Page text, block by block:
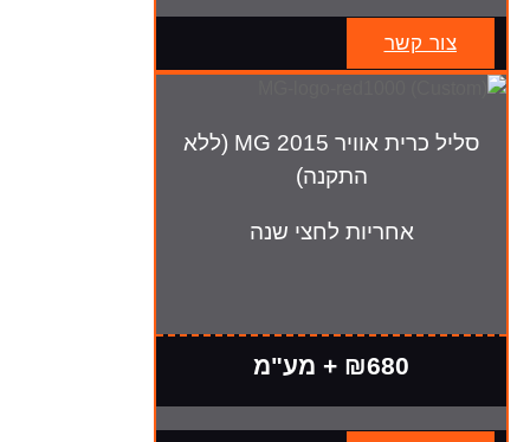
צור קשר
סליל כרית אוויר MG 2015 (ללא
התקנה)
אחריות לחצי שנה
₪680 + מע"מ